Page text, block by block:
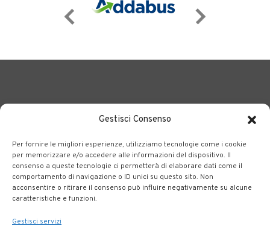
Gestisci Consenso
Per fornire le migliori esperienze, utilizziamo tecnologie come i cookie
per memorizzare e/o accedere alle informazioni del dispositivo. Il
consenso a queste tecnologie ci permetterà di elaborare dati come il
comportamento di navigazione o ID unici su questo sito. Non
acconsentire o ritirare il consenso può influire negativamente su alcune
caratteristiche e funzioni.
Gestisci servizi
BERGAMO TRASPORTI portale delle tre società Consortili
dedite al trasporto pubblico locale su tutto il territorio
bergamasco.